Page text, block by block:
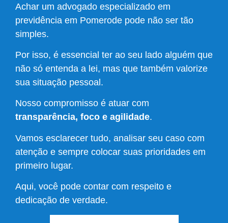
Achar um advogado especializado em
previdência em Pomerode pode não ser tão
simples.
Por isso, é essencial ter ao seu lado alguém que
não só entenda a lei, mas que também valorize
sua situação pessoal.
Nosso compromisso é atuar com
transparência, foco e agilidade.
Vamos esclarecer tudo, analisar seu caso com
atenção e sempre colocar suas prioridades em
primeiro lugar.
Aqui, você pode contar com respeito e
dedicação de verdade.